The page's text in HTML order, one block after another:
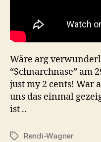
Wäre arg
“Schnarchnase” am
just my 2 cents! War
uns das einmal
ist ..
TagsRendi-Wagner